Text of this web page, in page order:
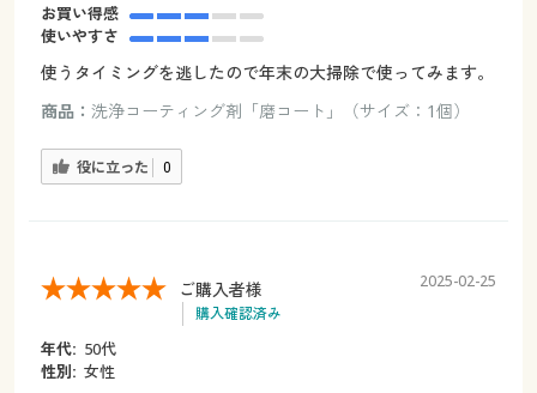
お買い得感
使いやすさ
使うタイミングを逃したので年末の大掃除で使ってみます。
商品： 洗浄コーティング剤「磨コート」（サイズ：1個）
役に立った 0
ご購入者様
購入確認済み
2025-02-25
年代: 50代
性別: 女性